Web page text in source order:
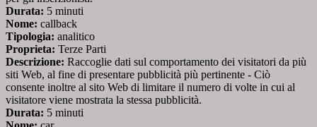
Durata: 5 minuti
Nome: callback
Tipologia: analitico
Proprieta: Terze Parti
Descrizione: Raccoglie dati sul comportamento dei visitatori da più
siti Web, al fine di presentare pubblicità più pertinente - Ciò
consente inoltre al sito Web di limitare il numero di volte in cui al
visitatore viene mostrata la stessa pubblicità.
Durata: 5 minuti